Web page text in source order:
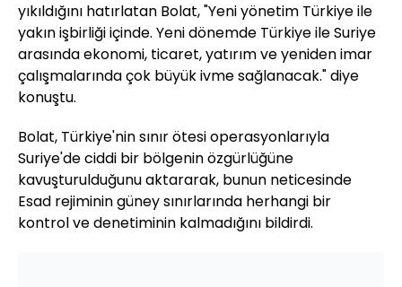
yıkıldığını hatırlatan Bolat, "Yeni yönetim Türkiye ile
yakın işbirliği içinde. Yeni dönemde Türkiye ile Suriye
arasında ekonomi, ticaret, yatırım ve yeniden imar
çalışmalarında çok büyük ivme sağlanacak." diye
konuştu.
Bolat, Türkiye'nin sınır ötesi operasyonlarıyla
Suriye'de ciddi bir bölgenin özgürlüğüne
kavuşturulduğunu aktararak, bunun neticesinde
Esad rejiminin güney sınırlarında herhangi bir
kontrol ve denetiminin kalmadığını bildirdi.